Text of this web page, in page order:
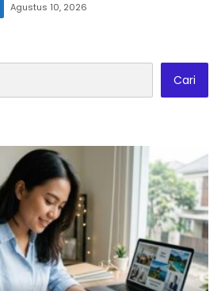
Agustus 10, 2026
Cari